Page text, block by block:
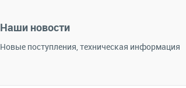
В избранное
Наши новости
Новые поступления, техническая информация